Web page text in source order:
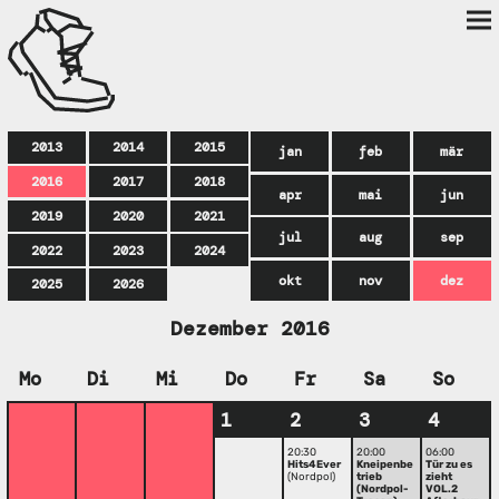
2013 2014
2015
2016
2017
2018
2019
2020
2021
2022
2023
2024
2025
2026
jan feb mär
apr mai jun
jul aug sep
okt nov dez
Dezember 2016
Mo Di Mi Do Fr Sa
So
1
2
20:30
Hits4Ever
(Nordpol)
3
20:00
Kneipenbe
trieb
(Nordpol-
4
06:00
Tür zu es
zieht
VOL.2